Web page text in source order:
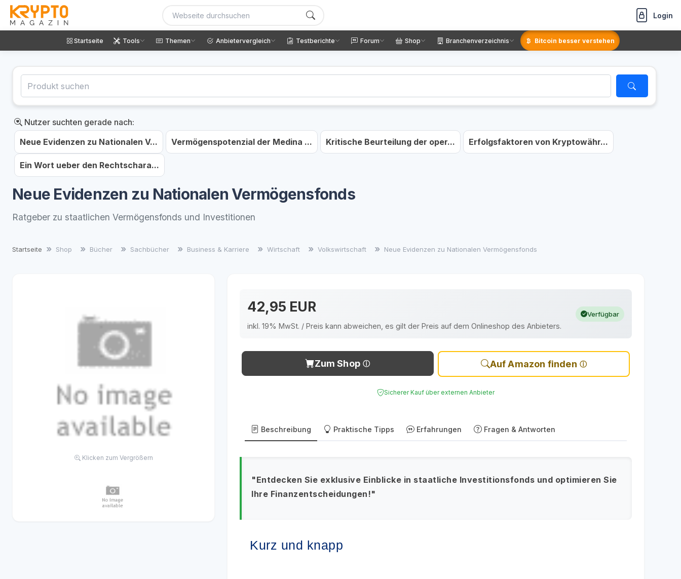
Login
Startseite Tools Themen Anbietervergleich Testberichte Forum Shop Branchenverzeichnis Bitcoin besser verstehen
Nutzer suchten gerade nach:
Neue Evidenzen zu Nationalen V...
Vermögenspotenzial der Medina ... Kritische Beurteilung der oper... Erfolgsfaktoren von Kryptowähr...
Ein Wort ueber den Rechtschara...
Neue Evidenzen zu Nationalen Vermögensfonds
Ratgeber zu staatlichen Vermögensfonds und Investitionen
Startseite Shop Bücher Sachbücher Business & Karriere Wirtschaft Volkswirtschaft Neue Evidenzen zu Nationalen Vermögensfonds
Klicken zum Vergrößern
42,95 EUR
inkl. 19% MwSt. / Preis kann abweichen, es gilt der Preis auf dem Onlineshop des Anbieters.
Verfügbar
Zum Shop Auf Amazon finden
Sicherer Kauf über externen Anbieter
Beschreibung Praktische Tipps Erfahrungen Fragen & Antworten
"Entdecken Sie exklusive Einblicke in staatliche Investitionsfonds und optimieren Sie
Ihre Finanzentscheidungen!"
Kurz und knapp